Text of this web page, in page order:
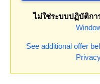
ไม่ใช่ระบบปฏิบัติก
See additional offer